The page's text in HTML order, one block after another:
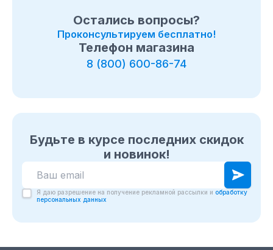
Остались вопросы?
Проконсультируем бесплатно!
Телефон магазина
8 (800) 600-86-74
Будьте в курсе последних скидок
и новинок!
Я даю разрешение на получение рекламной рассылки и обработку
персональных данных